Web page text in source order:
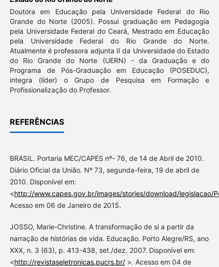
Doutora em Educação pela Universidade Federal do Rio
Grande do Norte (2005). Possui graduação em Pedagogia
pela Universidade Federal do Ceará, Mestrado em Educação
pela Universidade Federal do Rio Grande do Norte.
Atualmente é professora adjunta II da Universidade do Estado
do Rio Grande do Norte (UERN) - da Graduação e do
Programa de Pós-Graduação em Educação (POSEDUC),
integra (líder) o Grupo de Pesquisa em Formação e
Profissionalização do Professor.
REFERÊNCIAS
BRASIL. Portaria MEC/CAPES nº- 76, de 14 de Abril de 2010.
Diário Oficial da União. Nº 73, segunda-feira, 19 de abril de
2010. Disponível em:
<http://www.capes.gov.br/images/stories/download/legislacao/
Acesso em 06 de Janeiro de 2015.
JOSSO, Marie-Christine. A transformação de si a partir da
narração de histórias de vida. Educação. Porto Alegre/RS, ano
XXX, n. 3 (63), p. 413-438, set./dez. 2007. Disponível em:
<http://revistaseletronicas.pucrs.br/>. Acesso em 04 de